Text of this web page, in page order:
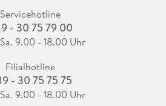
Servicehotline
- 30 75 79 00
9.00 - 18.00 Uhr
Filialhotline
- 30 75 75 75
9.00 - 18.00 Uhr